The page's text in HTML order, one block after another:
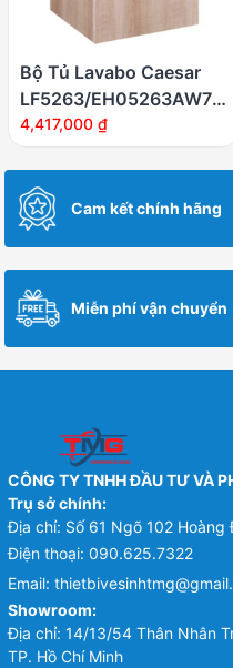
Bộ Tủ Lavabo Caesar
LF5263/EH05263AW7V
Treo Tường 480×450
4,417,000 ₫
Cam kết chính hãng
Miễn phí vận chuyển
CÔNG TY TNHH ĐẦU TƯ VÀ
Trụ sở chính:
Địa chỉ: Số 61 Ngõ 102 Hoàng
Điện thoại: 090.625.7322
Email:
Showroom:
Địa chỉ: 14/13/54 Thân Nhân
TP. Hồ Chí Minh